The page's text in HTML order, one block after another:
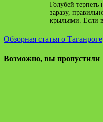
Голубей терпеть
заразу,
крыльями. Если
Обзорная статья о Таганроге
Возможно, вы пропустили